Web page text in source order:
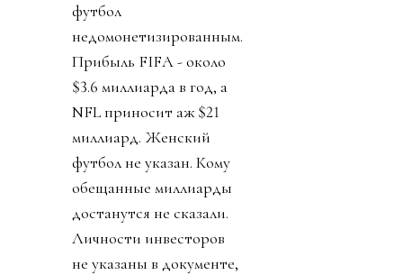
футбол
недомонетизированным.
Прибыль FIFA - около
$3.6 миллиарда в год, а
NFL приносит аж $21
миллиард. Женский
футбол не указан. Кому
обещанные миллиарды
достанутся не сказали.
Личности инвесторов
не указаны в документе,